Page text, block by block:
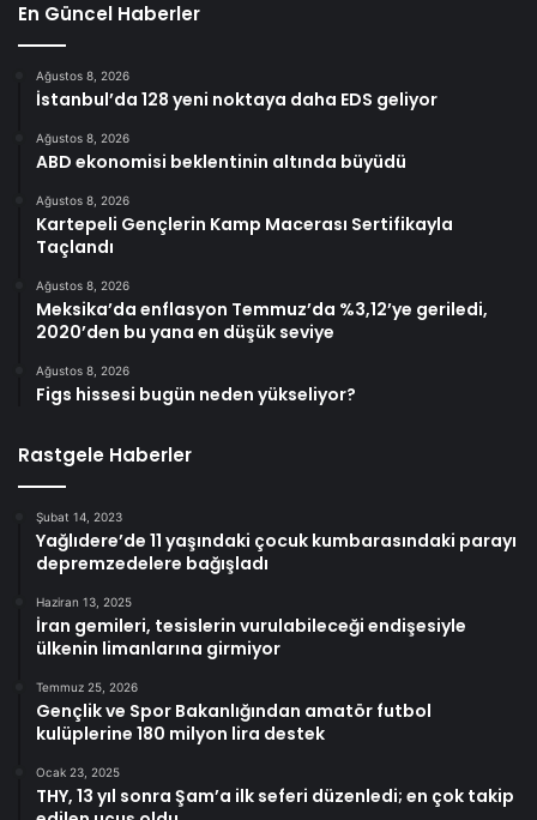
En Güncel Haberler
Ağustos 8, 2026
İstanbul’da 128 yeni noktaya daha EDS geliyor
Ağustos 8, 2026
ABD ekonomisi beklentinin altında büyüdü
Ağustos 8, 2026
Kartepeli Gençlerin Kamp Macerası Sertifikayla
Taçlandı
Ağustos 8, 2026
Meksika’da enflasyon Temmuz’da %3,12’ye geriledi,
2020’den bu yana en düşük seviye
Ağustos 8, 2026
Figs hissesi bugün neden yükseliyor?
Rastgele Haberler
Şubat 14, 2023
Yağlıdere’de 11 yaşındaki çocuk kumbarasındaki parayı
depremzedelere bağışladı
Haziran 13, 2025
İran gemileri, tesislerin vurulabileceği endişesiyle
ülkenin limanlarına girmiyor
Temmuz 25, 2026
Gençlik ve Spor Bakanlığından amatör futbol
kulüplerine 180 milyon lira destek
Ocak 23, 2025
THY, 13 yıl sonra Şam’a ilk seferi düzenledi; en çok takip